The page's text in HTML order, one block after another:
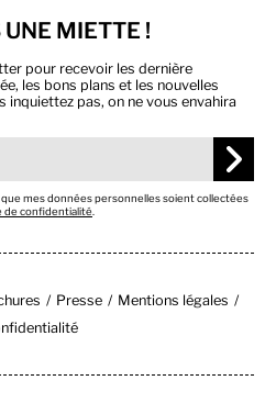
UNE MIETTE !
pour recevoir les dernière
les bons plans et les nouvelles
inquiettez pas, on ne vous envahira
mes données personnelles soient collectées
de confidentialité
Presse
Mentions légales